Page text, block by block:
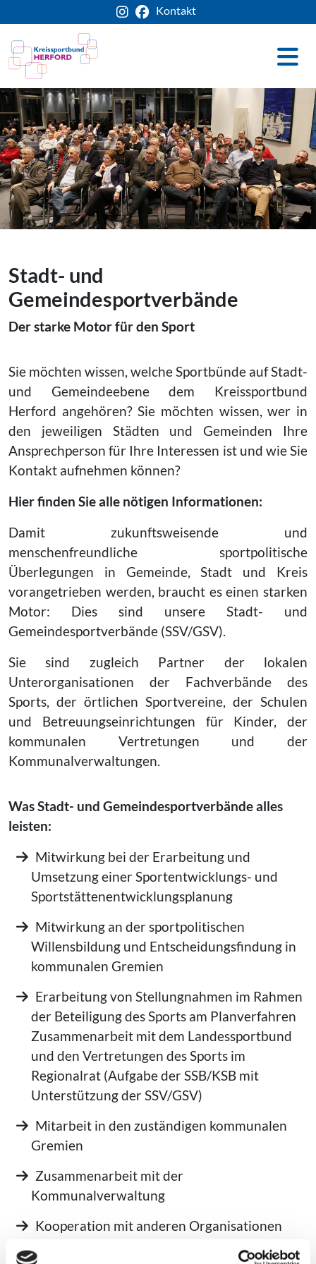
Kontakt
Stadt- und
Gemeindesportverbände
Der starke Motor für den Sport
Sie möchten wissen, welche Sportbünde auf Stadt-
und Gemeindeebene dem Kreissportbund
Herford angehören? Sie möchten wissen, wer in
den jeweiligen Städten und Gemeinden Ihre
Ansprechperson für Ihre Interessen ist und wie Sie
Kontakt aufnehmen können?
Hier finden Sie alle nötigen Informationen:
Damit zukunftsweisende und
menschenfreundliche sportpolitische
Überlegungen in Gemeinde, Stadt und Kreis
vorangetrieben werden, braucht es einen starken
Motor: Dies sind unsere Stadt- und
Gemeindesportverbände (SSV/GSV).
Sie sind zugleich Partner der lokalen
Unterorganisationen der Fachverbände des
Sports, der örtlichen Sportvereine, der Schulen
und Betreuungseinrichtungen für Kinder, der
kommunalen Vertretungen und der
Kommunalverwaltungen.
Was Stadt- und Gemeindesportverbände alles
leisten:
Mitwirkung bei der Erarbeitung und
Umsetzung einer Sportentwicklungs- und
Sportstättenentwicklungsplanung
Mitwirkung an der sportpolitischen
Willensbildung und Entscheidungsfindung in
kommunalen Gremien
Erarbeitung von Stellungnahmen im Rahmen
der Beteiligung des Sports am Planverfahren
Zusammenarbeit mit dem Landessportbund
und den Vertretungen des Sports im
Regionalrat (Aufgabe der SSB/KSB mit
Unterstützung der SSV/GSV)
Mitarbeit in den zuständigen kommunalen
Gremien
Zusammenarbeit mit der
Kommunalverwaltung
Kooperation mit anderen Organisationen
und der Wirtschaft auf kommunaler Ebene